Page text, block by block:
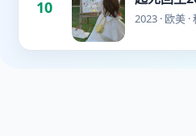
10
2023 · 欧美